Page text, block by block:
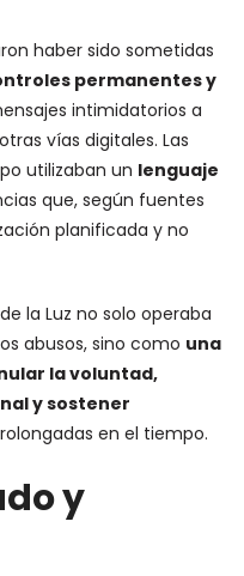
haber sido sometidas
permanentes y
intimidatorios a
vías digitales. Las
utilizaban un lenguaje
que, según fuentes
planificada y no
la Luz no solo operaba
abusos, sino como una
la voluntad,
y sostener
en el tiempo.
y